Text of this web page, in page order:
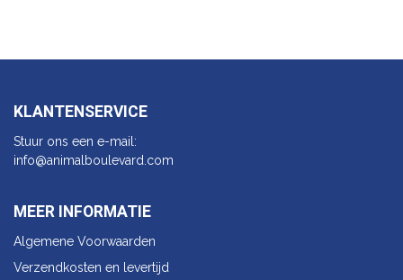
KLANTENSERVICE
Stuur ons een e-mail:
info@animalbo​ulevard.com
MEER INFORMATIE
Algemene Voorwaarden
Verzendkosten en levertijd